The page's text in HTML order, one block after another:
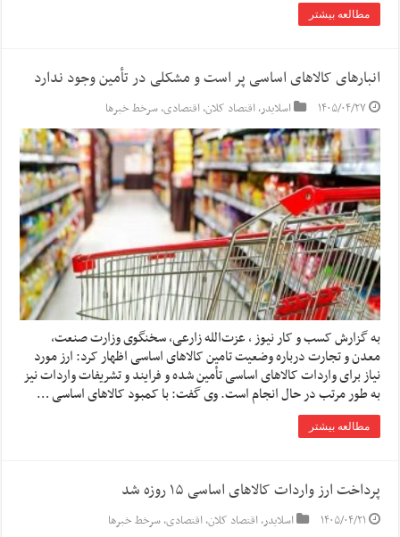
مطالعه بیشتر
انبارهای کالاهای اساسی پر است و مشکلی در تأمین وجود ندارد
۱۴۰۵/۰۴/۲۷ اسلایدر,اقتصاد کلان,اقتصادی,سرخط خبرها
به گزارش کسب و کار نیوز ، عزت‌الله زارعی، سخنگوی وزارت صنعت،
معدن و تجارت درباره وضعیت تامین کالاهای اساسی اظهار کرد: ارز مورد
نیاز برای واردات کالاهای اساسی تأمین شده و فرایند و تشریفات واردات نیز
به طور مرتب در حال انجام است. وی گفت: با کمبود کالاهای اساسی …
مطالعه بیشتر
پرداخت ارز واردات کالاهای اساسی ۱۵ روزه شد
۱۴۰۵/۰۴/۲۱ اسلایدر,اقتصاد کلان,اقتصادی,سرخط خبرها